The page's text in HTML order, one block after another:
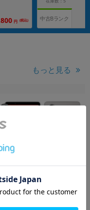
円 (税込) 中古Bランク
もっと見る
V SO-53D プラチナ
ルバー【docomo版SIM